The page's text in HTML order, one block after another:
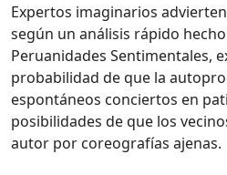
Expertos imaginarios
según un análisis rápido
Peruanidades Sentimentales,
probabilidad de que la
espontáneos conciertos en
posibilidades de que los
autor por coreografías ajenas.